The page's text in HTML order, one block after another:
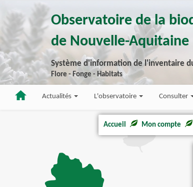
Observatoire de la
de Nouvelle-Aquitaine
Système d'information de l'inventaire
Flore - Fonge - Habitats
Actualités L'observatoire Consulter
Accueil Mon compte